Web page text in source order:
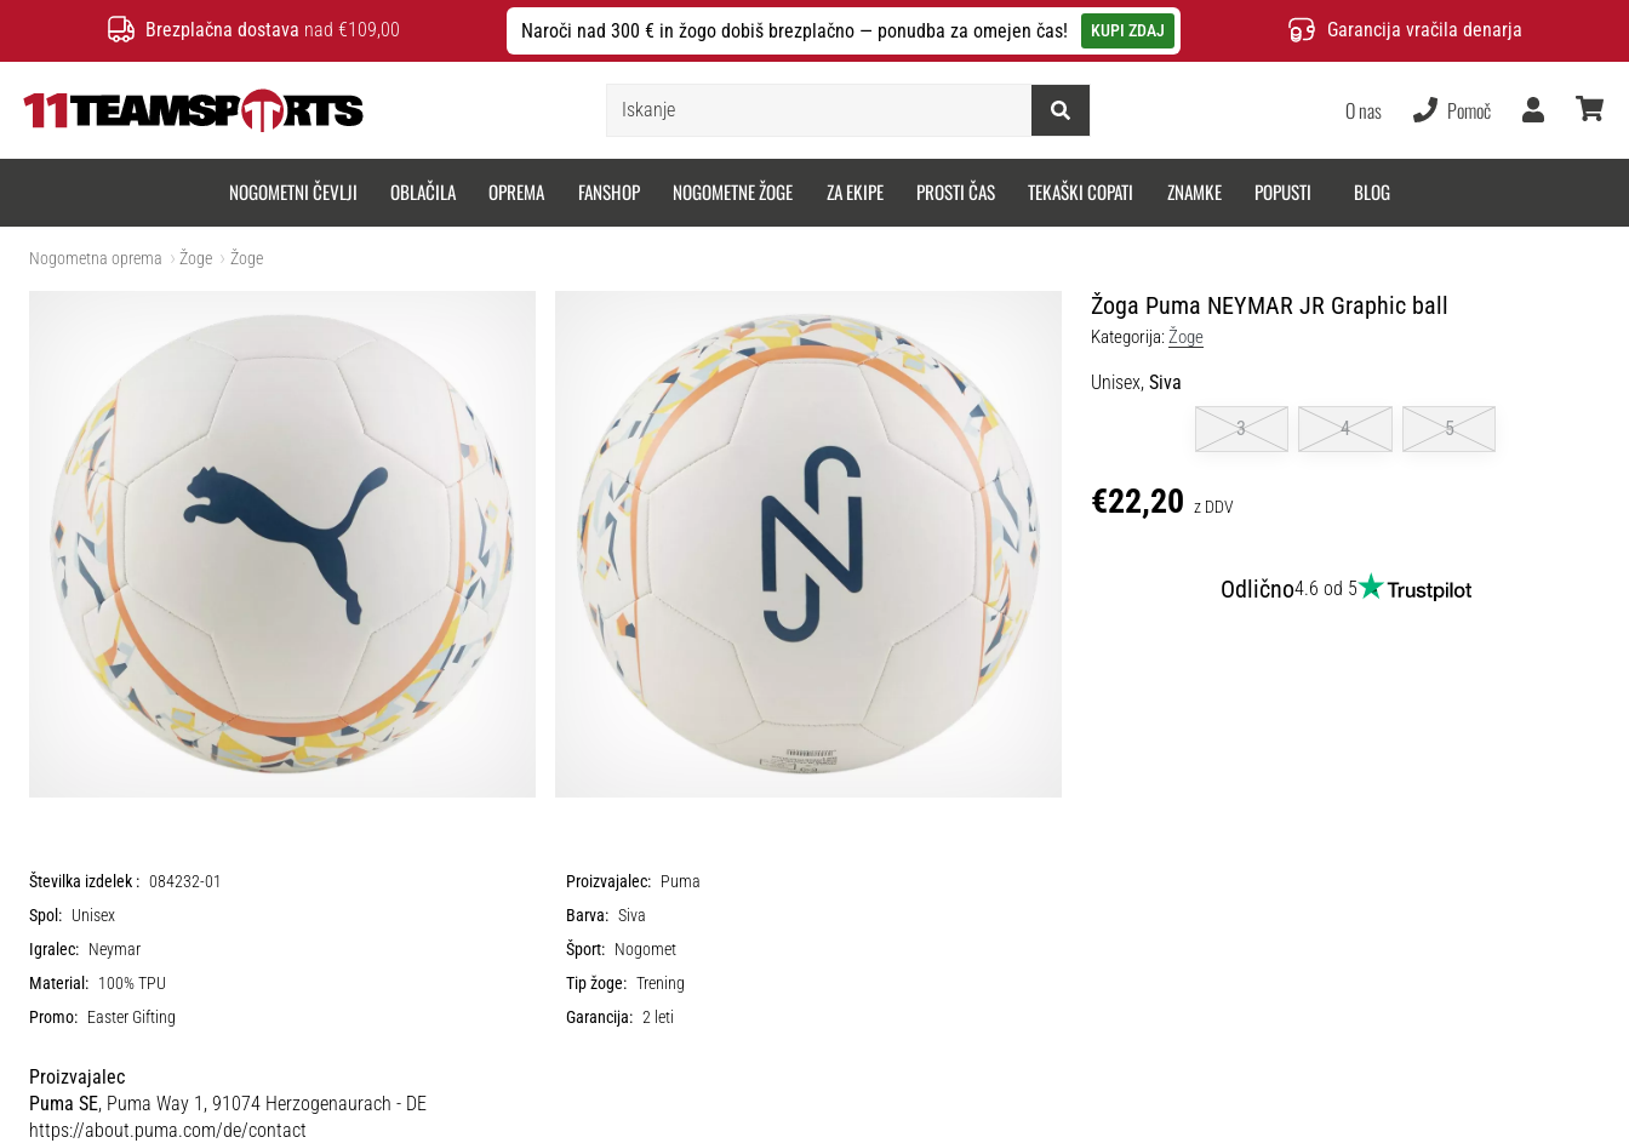
Brezplačna dostava nad €109,00 Naroči nad 300 € in žogo dobiš brezplačno — ponudba za omejen čas! KUPI ZDAJ Garancija vračila denarja
Iskanje
O nas Pomoč
Uporabnik
NOGOMETNI ČEVLJI OBLAČILA OPREMA FANSHOP NOGOMETNE ŽOGE ZA EKIPE PROSTI ČAS TEKAŠKI COPATI ZNAMKE POPUSTI BLOG
Nogometna oprema Žoge Žoge
Žoga Puma NEYMAR JR Graphic ball
Kategorija:Žoge
Unisex, Siva
3
4 5
€22,20 z DDV
Odlično4.6 od 5
Številka izdelek : 084232-01 Proizvajalec: Puma
Spol: Unisex Barva: Siva
Igralec: Neymar Šport: Nogomet
Material: 100% TPU Tip žoge: Trening
Promo: Easter Gifting Garancija: 2 leti
Proizvajalec
Puma SE, Puma Way 1, 91074 Herzogenaurach - DE
https://about.puma.com/de/contact